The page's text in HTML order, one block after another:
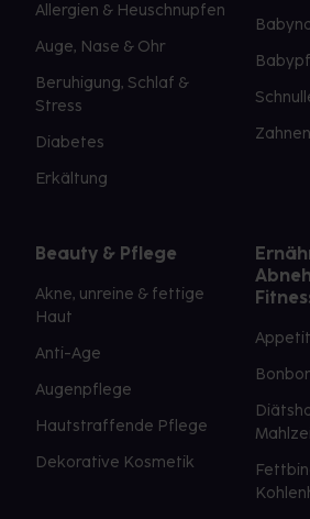
Allergien & Heuschnupfen
Auge, Nase & Ohr
Beruhigung, Schlaf &
Stress
Diabetes
Erkältung
Beauty & Pflege
Akne, unreine & fettige
Haut
Anti-Age
Augenpflege
Hautstraffende Pflege
Dekorative Kosmetik